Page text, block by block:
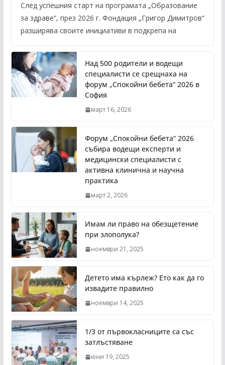
След успешния старт на програмата „Образование
за здраве“, през 2026 г. Фондация „Григор Димитров“
разширява своите инициативи в подкрепа на
Над 500 родители и водещи
специалисти се срещнаха на
форум „Спокойни бебета“ 2026 в
София
март 16, 2026
Форум „Спокойни бебета“ 2026
събира водещи експерти и
медицински специалисти с
активна клинична и научна
практика
март 2, 2026
Имам ли право на обезщетение
при злополука?
ноември 21, 2025
Детето има кърлеж? Ето как да го
извадите правилно
ноември 14, 2025
1/3 от първокласниците са със
затлъстяване
юни 19, 2025